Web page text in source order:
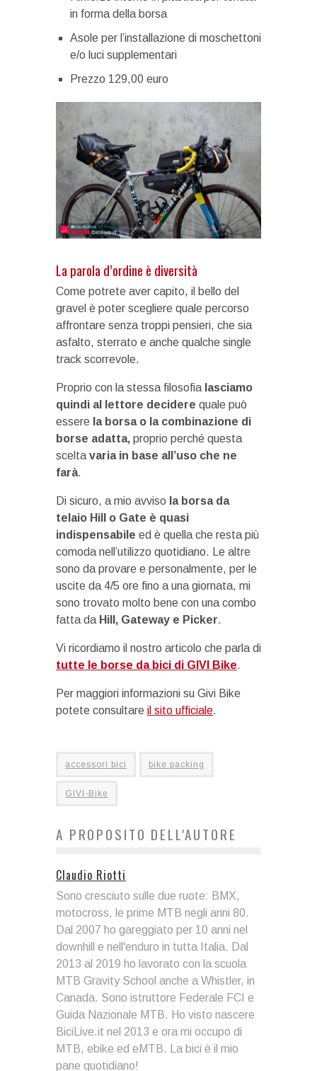
in forma della borsa
Asole per l’installazione di moschettoni
e/o luci supplementari
Prezzo 129,00 euro
La parola d’ordine è diversità
Come potrete aver capito, il bello del
gravel è poter scegliere quale percorso
affrontare senza troppi pensieri, che sia
asfalto, sterrato e anche qualche single
track scorrevole.
Proprio con la stessa filosofia lasciamo
quindi al lettore decidere quale può
essere la borsa o la combinazione di
borse adatta, proprio perché questa
sceltavaria in base all’uso che ne
farà.
Di sicuro, a mio avviso la borsa da
telaio Hill o Gate è quasi
indispensabile ed è quella che resta più
comoda nell’utilizzo quotidiano. Le altre
sono da provare e personalmente, per le
uscite da 4/5 ore fino a una giornata, mi
sono trovato molto bene con una combo
fatta da Hill, Gateway e Picker.
Vi ricordiamo il nostro articolo che parla di
tutte le borse da bici di GIVI Bike.
Per maggiori informazioni su Givi Bike
potete consultare il sito ufficiale.
accessori bici bike packing
GIVI-Bike
A PROPOSITO DELL'AUTORE
Claudio Riotti
Sono cresciuto sulle due ruote: BMX,
motocross, le prime MTB negli anni 80.
Dal 2007 ho gareggiato per 10 anni nel
downhill e nell'enduro in tutta Italia. Dal
2013 al 2019 ho lavorato con la scuola
MTB Gravity School anche a Whistler, in
Canada. Sono istruttore Federale FCI e
Guida Nazionale MTB. Ho visto nascere
BiciLive.it nel 2013 e ora mi occupo di
MTB, ebike ed eMTB. La bici è il mio
pane quotidiano!